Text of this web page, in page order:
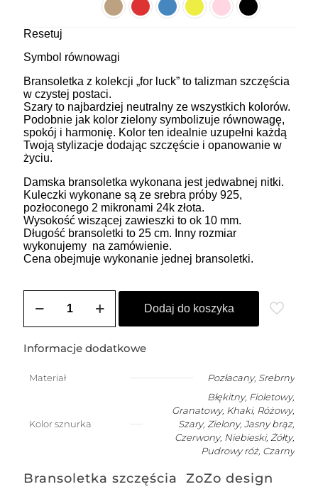
Resetuj
Symbol równowagi
Bransoletka z kolekcji „for luck” to talizman szczęścia
w czystej postaci.
Szary to najbardziej neutralny ze wszystkich kolorów.
Podobnie jak kolor zielony symbolizuje równowagę,
spokój i harmonię. Kolor ten idealnie uzupełni każdą
Twoją stylizacje dodając szczęście i opanowanie w
życiu.
Damska bransoletka wykonana jest jedwabnej nitki.
Kuleczki wykonane są ze srebra próby 925,
pozłoconego 2 mikronami 24k złota.
Wysokość wiszącej zawieszki to ok 10 mm.
Długość bransoletki to 25 cm. Inny rozmiar
wykonujemy na zamówienie.
Cena obejmuje wykonanie jednej bransoletki.
ZOZO
bransoletka
na
szczęście
Dodaj do koszyka
Informacje dodatkowe
Materiał Pozłacany, Srebrny
Kolor sznurka
Błękitny, Fioletowy,
Granatowy, Khaki, Różowy,
Szary, Zielony, Jasny brąz,
Czerwony, Niebieski, Żółty,
Pudrowy róż, Czarny
Bransoletka szczęścia ZoZo design